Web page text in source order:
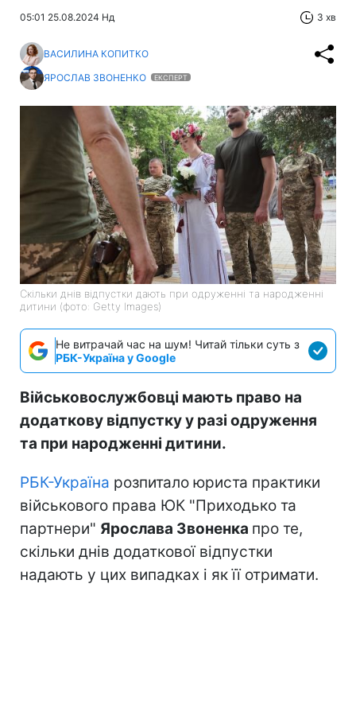
05:01 25.08.2024 Нд 3 хв
ВАСИЛИНА КОПИТКО
ЯРОСЛАВ ЗВОНЕНКО
ЕКСПЕРТ
Скільки днів відпустки дають при одруженні та народженні
дитини (фото: Getty Images)
Не витрачай час на шум! Читай тільки суть з
РБК-Україна у Google
Військовослужбовці мають право на
додаткову відпустку у разі одруження
та при народженні дитини.
РБК-Україна розпитало юриста практики
військового права ЮК "Приходько та
партнери" Ярослава Звоненка про те,
скільки днів додаткової відпустки
надають у цих випадках і як її отримати.